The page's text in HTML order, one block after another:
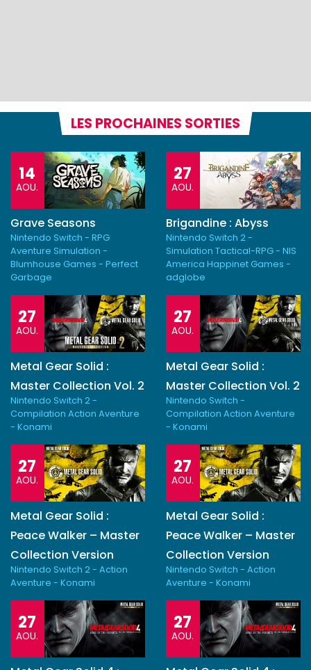
LES PROCHAINES SORTIES
14
AOU.
Grave Seasons
Nintendo Switch - RPG
Aventure Simulation -
Blumhouse Games - Perfect
Garbage
27
AOU.
Brigandine : Abyss
Nintendo Switch 2 -
Simulation Tactical-RPG - NIS
America Happinet Games -
adglobe
27
AOU.
Metal Gear Solid :
Master Collection Vol. 2
Nintendo Switch 2 -
Compilation Action Aventure
- Konami
27
AOU.
Metal Gear Solid :
Master Collection Vol. 2
Nintendo Switch -
Compilation Action Aventure
- Konami
27
AOU.
Metal Gear Solid :
Peace Walker – Master
Collection Version
Nintendo Switch 2 - Action
Aventure - Konami
27
AOU.
Metal Gear Solid :
Peace Walker – Master
Collection Version
Nintendo Switch - Action
Aventure - Konami
27
AOU.
27
AOU.